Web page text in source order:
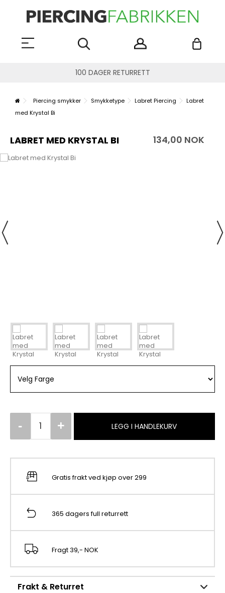
100 DAGER RETURRETT
Piercing smykker Smykketype Labret Piercing
Labret
med Krystal Bi
LABRET MED KRYSTAL BI 134,00 NOK
LEGG I HANDLEKURV
Gratis frakt ved kjøp over 299
365 dagers full returrett
Fragt 39,- NOK
Frakt & Returret